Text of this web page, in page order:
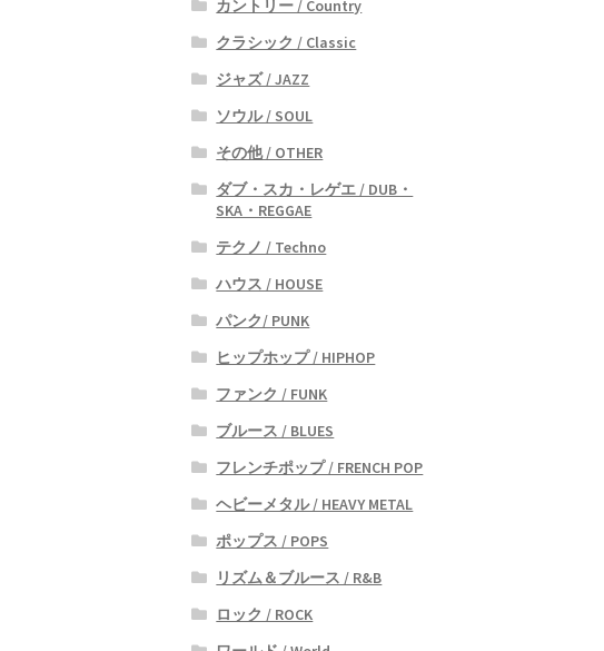
カントリー / Country
クラシック / Classic
ジャズ / JAZZ
ソウル / SOUL
その他 / OTHER
ダブ・スカ・レゲエ / DUB・
SKA・REGGAE
テクノ / Techno
ハウス / HOUSE
パンク/ PUNK
ヒップホップ / HIPHOP
ファンク / FUNK
ブルース / BLUES
フレンチポップ / FRENCH POP
ヘビーメタル / HEAVY METAL
ポップス / POPS
リズム＆ブルース / R&B
ロック / ROCK